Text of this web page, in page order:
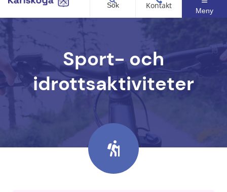
Sök Kontakt
Meny
Sport- och
idrottsaktiviteter